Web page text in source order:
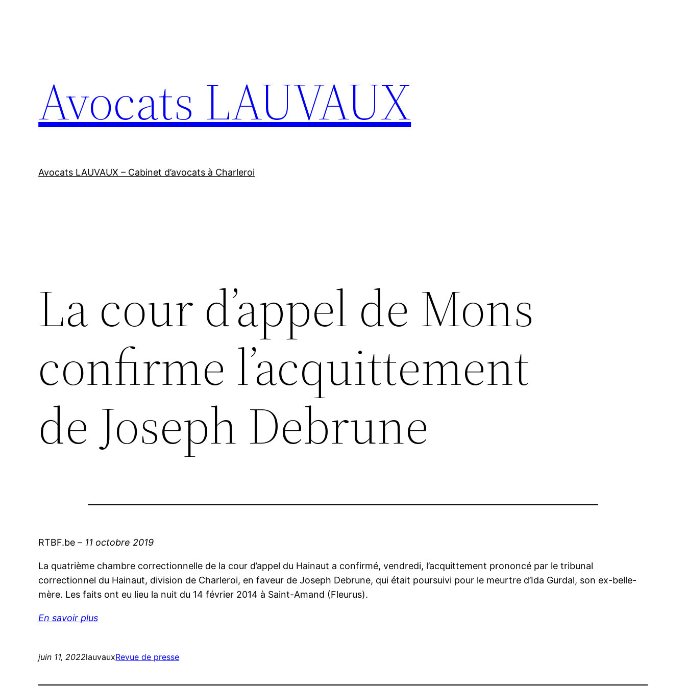
Avocats LAUVAUX
Avocats LAUVAUX – Cabinet d’avocats à Charleroi
La cour d’appel de Mons
confirme l’acquittement
de Joseph Debrune
RTBF.be – 11 octobre 2019
La quatrième chambre correctionnelle de la cour d’appel du Hainaut a confirmé, vendredi, l’acquittement prononcé par le tribunal
correctionnel du Hainaut, division de Charleroi, en faveur de Joseph Debrune, qui était poursuivi pour le meurtre d’Ida Gurdal, son ex-belle-
mère. Les faits ont eu lieu la nuit du 14 février 2014 à Saint-Amand (Fleurus).
En savoir plus
juin 11, 2022lauvauxRevue de presse